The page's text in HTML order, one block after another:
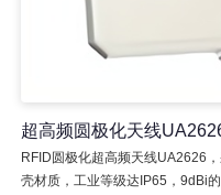
超高频圆极化天线
RFID圆极化超高频天线UA2626
壳材质，工业等级达IP65，9dBi